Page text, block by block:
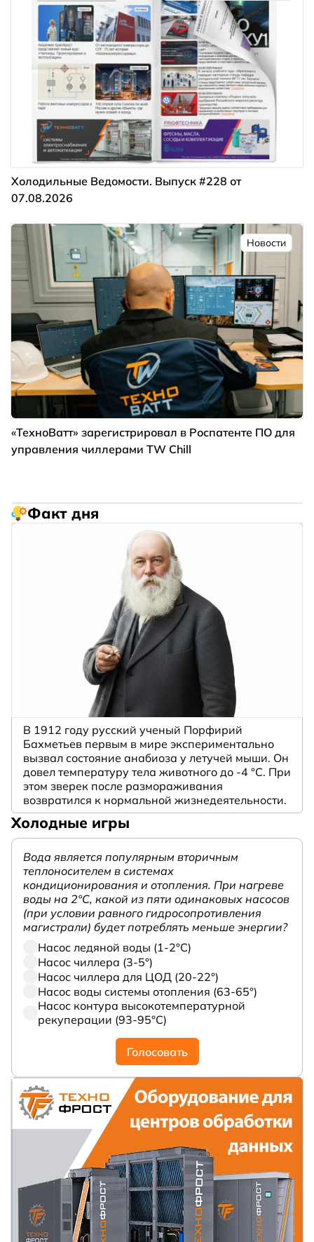
Холодильные Ведомости. Выпуск #228 от
07.08.2026
Новости
«ТехноВатт» зарегистрировал в Роспатенте ПО для
управления чиллерами TW Chill
Факт дня
В 1912 году русский ученый Порфирий
Бахметьев первым в мире экспериментально
вызвал состояние анабиоза у летучей мыши. Он
довел температуру тела животного до -4 °C. При
этом зверек после размораживания
возвратился к нормальной жизнедеятельности.
Холодные игры
Вода является популярным вторичным
теплоносителем в системах
кондиционирования и отопления. При нагреве
воды на 2°С, какой из пяти одинаковых насосов
(при условии равного гидросопротивления
магистрали) будет потреблять меньше энергии?
Насос ледяной воды (1-2°С)
Насос чиллера (3-5°)
Насос чиллера для ЦОД (20-22°)
Насос воды системы отопления (63-65°)
Насос контура высокотемпературной
рекуперации (93-95°С)
Голосовать